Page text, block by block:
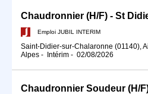
Chaudronnier (H/F) - St
Emploi JUBIL INTERIM
Saint-Didier-sur-Chalaronne (01140),
Alpes - Intérim - 02/08/2026
Chaudronnier Soudeur (H/